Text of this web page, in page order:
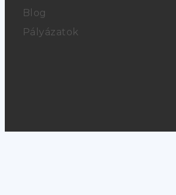
Blog
Pályázatok